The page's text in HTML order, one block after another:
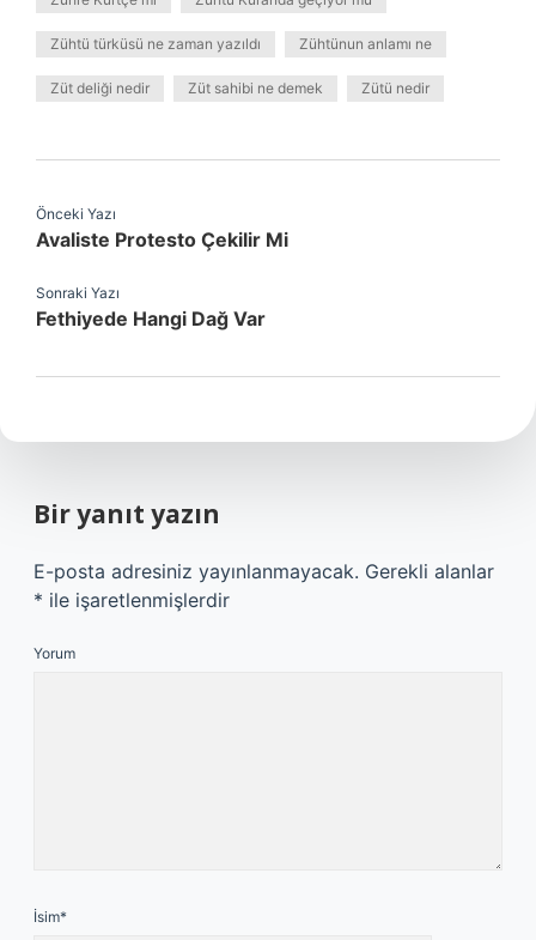
Zühtü türküsü ne zaman yazıldı Zühtünun anlamı ne
Züt deliği nedir Züt sahibi ne demek Zütü nedir
Önceki Yazı
Avaliste Protesto Çekilir Mi
Sonraki Yazı
Fethiyede Hangi Dağ Var
Bir yanıt yazın
E-posta adresiniz yayınlanmayacak. Gerekli alanlar
* ile işaretlenmişlerdir
Yorum
İsim*